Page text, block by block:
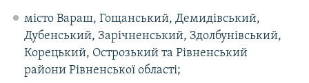
місто Вараш, Гощанський, Демидівський,
Дубенський, Зарічненський, Здолбунівський,
Корецький, Острозький та Рівненський
райони Рівненської області;